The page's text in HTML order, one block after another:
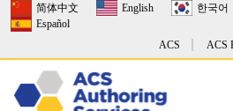
简体中文 English 한국어
Español
ACS
ACS